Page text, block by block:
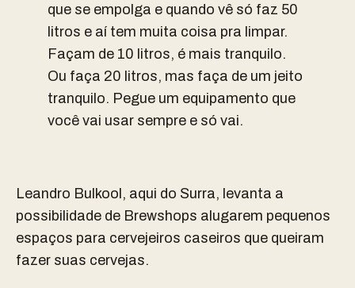
que se empolga e quando vê só faz 50
litros e aí tem muita coisa pra limpar.
Façam de 10 litros, é mais tranquilo.
Ou faça 20 litros, mas faça de um jeito
tranquilo. Pegue um equipamento que
você vai usar sempre e só vai.
Leandro Bulkool, aqui do Surra, levanta a
possibilidade de Brewshops alugarem pequenos
espaços para cervejeiros caseiros que queiram
fazer suas cervejas.